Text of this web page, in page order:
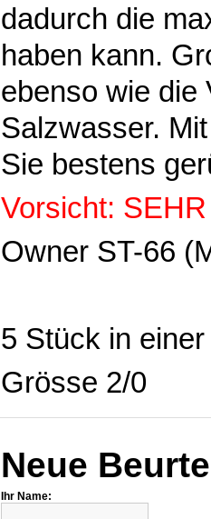
dadurch die
haben kann.
ebenso wie die
Salzwasser.
Sie bestens
Vorsicht:
Owner ST-66
5 Stück in
Grösse 2/0
Neue
Ihr Name: